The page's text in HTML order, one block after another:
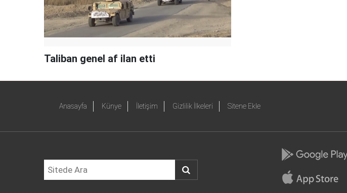
Taliban genel af ilan etti
Anasayfa Künye İletişim Gizlilik İlkeleri Sitene Ekle